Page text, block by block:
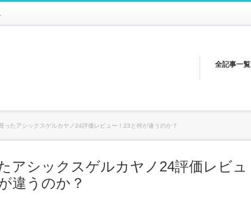
全記事一覧
ったアシックスゲルカヤノ24評価レビュー！23と何が違うのか？
アシックスゲルカヤノ24評価レビュ
違うのか？